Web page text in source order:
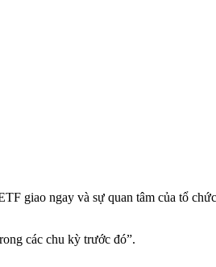
giao ngay và sự quan tâm của tổ
các chu kỳ trước đó”.